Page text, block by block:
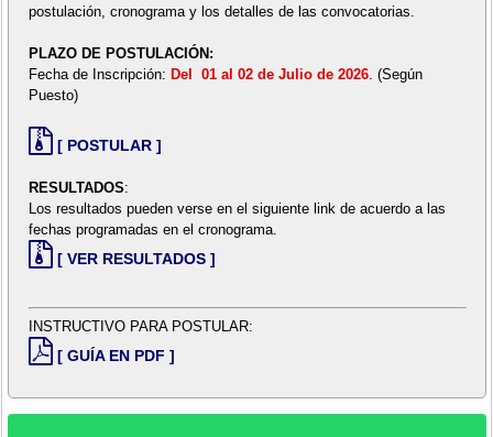
postulación, cronograma y los detalles de las convocatorias.
PLAZO DE POSTULACIÓN:
Fecha de Inscripción: Del 01 al 02 de Julio de 2026. (Según
Puesto)
[ POSTULAR ]
RESULTADOS:
Los resultados pueden verse en el siguiente link de acuerdo a las
fechas programadas en el cronograma.
[ VER RESULTADOS ]
INSTRUCTIVO PARA POSTULAR:
[ GUÍA EN PDF ]